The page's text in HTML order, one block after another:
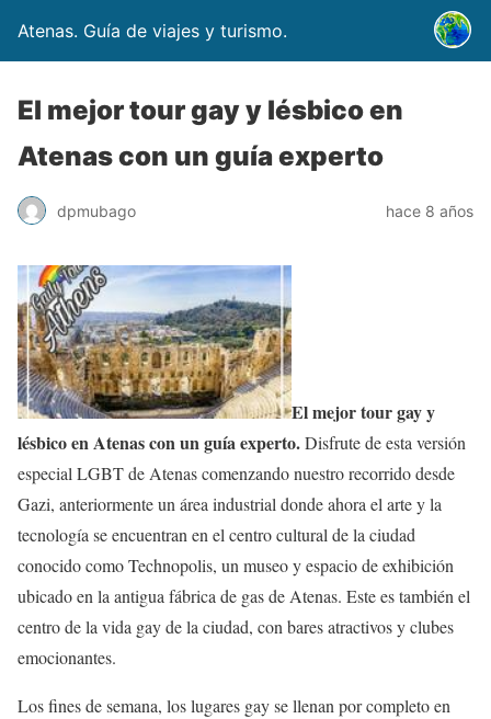
Atenas. Guía de viajes y turismo.
El mejor tour gay y lésbico en
Atenas con un guía experto
dpmubago hace 8 años
El mejor tour gay y
lésbico en Atenas con un guía experto.Disfrute de esta versión
especial LGBT de Atenas comenzando nuestro recorrido desde
Gazi, anteriormente un área industrial donde ahora el arte y la
tecnología se encuentran en el centro cultural de la ciudad
conocido como Technopolis, un museo y espacio de exhibición
ubicado en la antigua fábrica de gas de Atenas. Este es también el
centro de la vida gay de la ciudad, con bares atractivos y clubes
emocionantes.
Los fines de semana, los lugares gay se llenan por completo en